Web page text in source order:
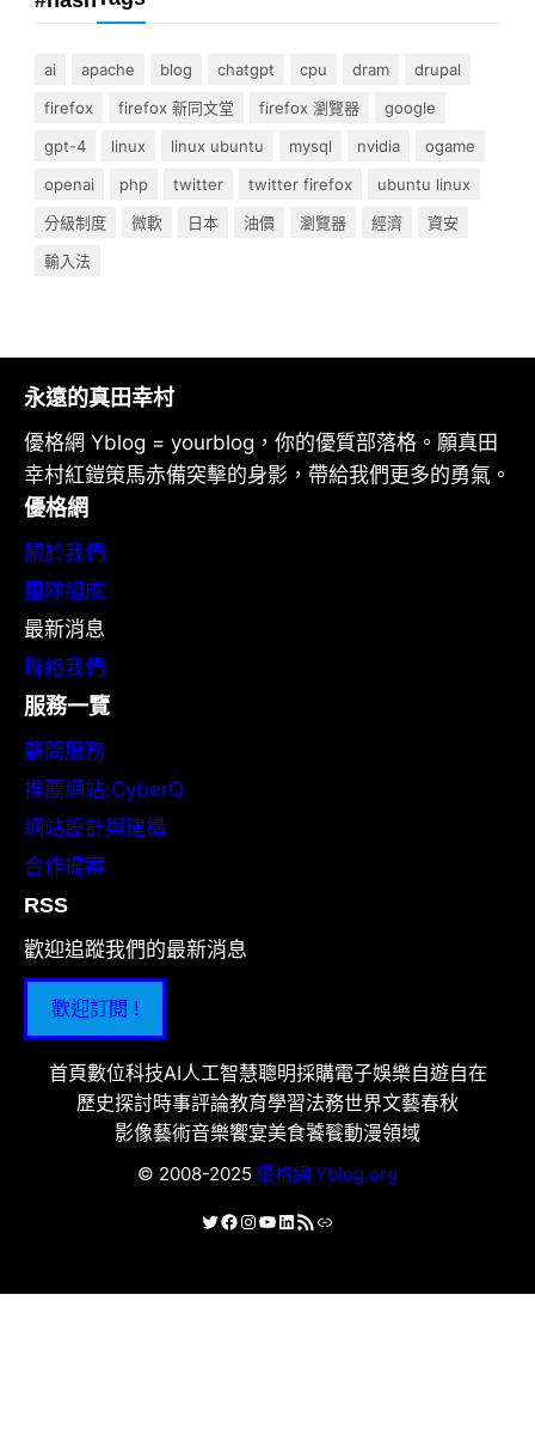
ai apache blog chatgpt cpu dram
drupal
firefox
firefox 新同文堂 firefox 瀏覽器
google
gpt-4
linux linux ubuntu mysql nvidia
ogame
openai
php twitter twitter firefox
ubuntu linux
分級制度
微軟 日本 油價 瀏覽器 經濟
資安
輸入法
永遠的真田幸村
優格網 Yblog = yourblog，你的優質部落格。願真田
幸村紅鎧策馬赤備突擊的身影，帶給我們更多的勇氣。
優格網
關於我們
團隊組成
最新消息
聯絡我們
服務一覽
顧問服務
推薦網站:CyberQ
網站設計與建構
合作提案
RSS
歡迎追蹤我們的最新消息
歡迎訂閱 !
首頁數位科技AI人工智慧聰明採購電子娛樂自遊自在
歷史探討時事評論教育學習法務世界文藝春秋
影像藝術音樂饗宴美食饕餮動漫領域
© 2008-2025 優格網 Yblog.org
X Facebook
Instagram
YouTube
LinkedIn
RSS 資訊提供連結